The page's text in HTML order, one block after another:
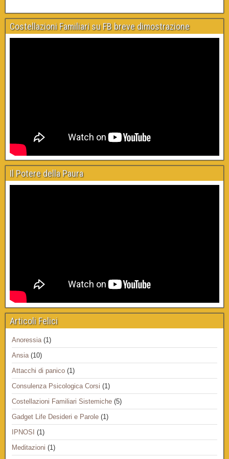
Costellazioni Familiari su FB breve dimostrazione
Il Potere della Paura
Articoli Felici
Anoressia (1)
Ansia (10)
Attacchi di panico (1)
Consulenza Psicologica Corsi (1)
Costellazioni Familiari Sistemiche (5)
Gadget Life Desideri e Parole (1)
IPNOSI (1)
Meditazioni (1)